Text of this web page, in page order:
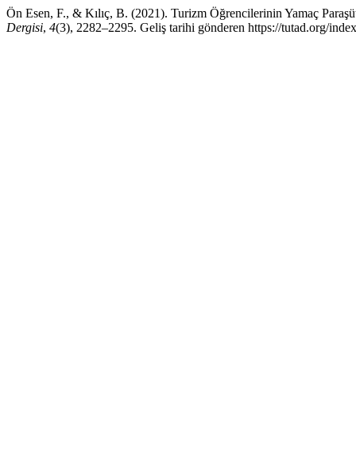
Ön Esen, F., & Kılıç, B. (2021). Turizm Öğrencilerinin Yamaç
Dergisi, 4(3), 2282–2295. Geliş tarihi gönderen https://tutad.org/